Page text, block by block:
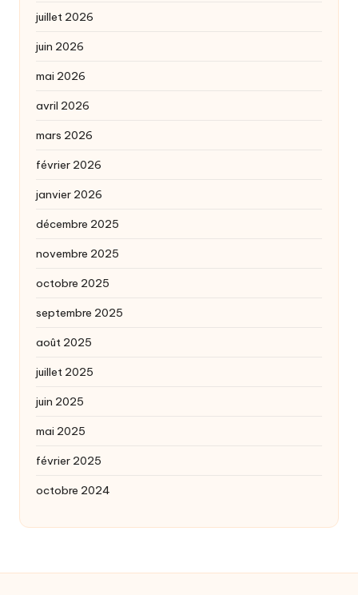
juillet 2026
juin 2026
mai 2026
avril 2026
mars 2026
février 2026
janvier 2026
décembre 2025
novembre 2025
octobre 2025
septembre 2025
août 2025
juillet 2025
juin 2025
mai 2025
février 2025
octobre 2024